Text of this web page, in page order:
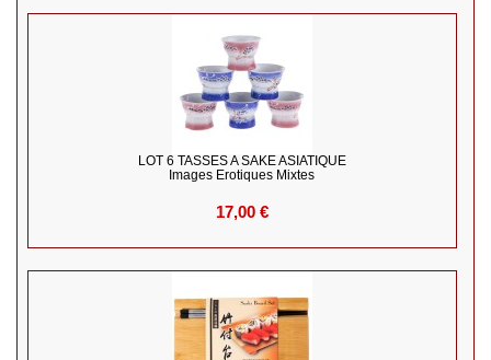
LOT 6 TASSES A SAKE ASIATIQUE
Images Erotiques Mixtes
17,00 €